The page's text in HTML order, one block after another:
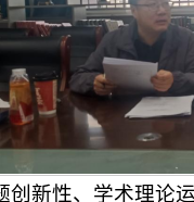
新性、学术理论